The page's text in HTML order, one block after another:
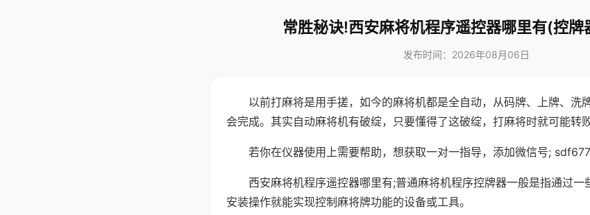
常胜秘诀!西安麻将机程序遥控器哪里有(控牌
发布时间：2026年08月06日
以前打麻将是用手搓，如今的麻将机都是全自动，从码牌、上牌、洗
会完成。其实自动麻将机有破绽，只要懂得了这破绽，打麻将时就可能转败
若你在仪器使用上需要帮助，想获取一对一指导，添加微信号;
西安麻将机程序遥控器哪里有;普通麻将机程序控牌器一般是指通过一
安装操作就能实现控制麻将牌功能的设备或工具。